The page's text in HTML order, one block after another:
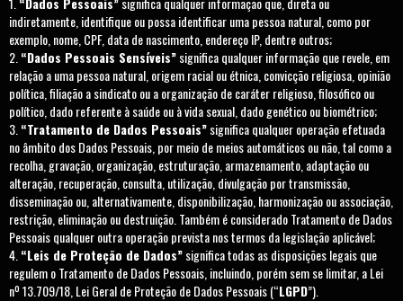
indiretamente, identifique ou possa identificar uma pessoa natural, como por
exemplo, nome, CPF, data de nascimento, endereço IP, dentre outros;
“Dados Pessoais Sensíveis”significa qualquer informação que revele, em
relação a uma pessoa natural, origem racial ou étnica, convicção religiosa, opinião
política, filiação a sindicato ou a organização de caráter religioso, filosófico ou
político, dado referente à saúde ou à vida sexual, dado genético ou biométrico;
“Tratamento de Dados Pessoais”significa qualquer operação efetuada
no âmbito dos Dados Pessoais, por meio de meios automáticos ou não, tal como a
recolha, gravação, organização, estruturação, armazenamento, adaptação ou
alteração, recuperação, consulta, utilização, divulgação por transmissão,
disseminação ou, alternativamente, disponibilização, harmonização ou associação,
restrição, eliminação ou destruição. Também é considerado Tratamento de Dados
Pessoais qualquer outra operação prevista nos termos da legislação aplicável;
“Leis de Proteção de Dados”significa todas as disposições legais que
regulem o Tratamento de Dados Pessoais, incluindo, porém sem se limitar, a Lei
nº 13.709/18, Lei Geral de Proteção de Dados Pessoais (“LGPD”).